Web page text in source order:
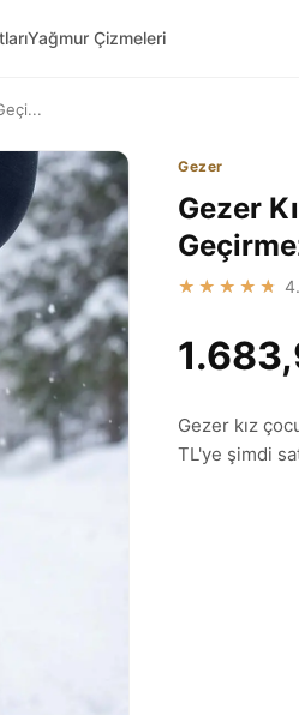
Yağmur Çizmeleri
Gezer
Gezer
★★★★★
Gezer kız
TL'ye şimdi